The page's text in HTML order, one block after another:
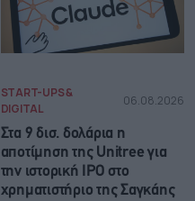
START-UPS &
DIGITAL
06.08.2026
Στα 9 δισ. δολάρια η
αποτίμηση της Unitree για
την ιστορική IPO στο
χρηματιστήριο της Σαγκάης